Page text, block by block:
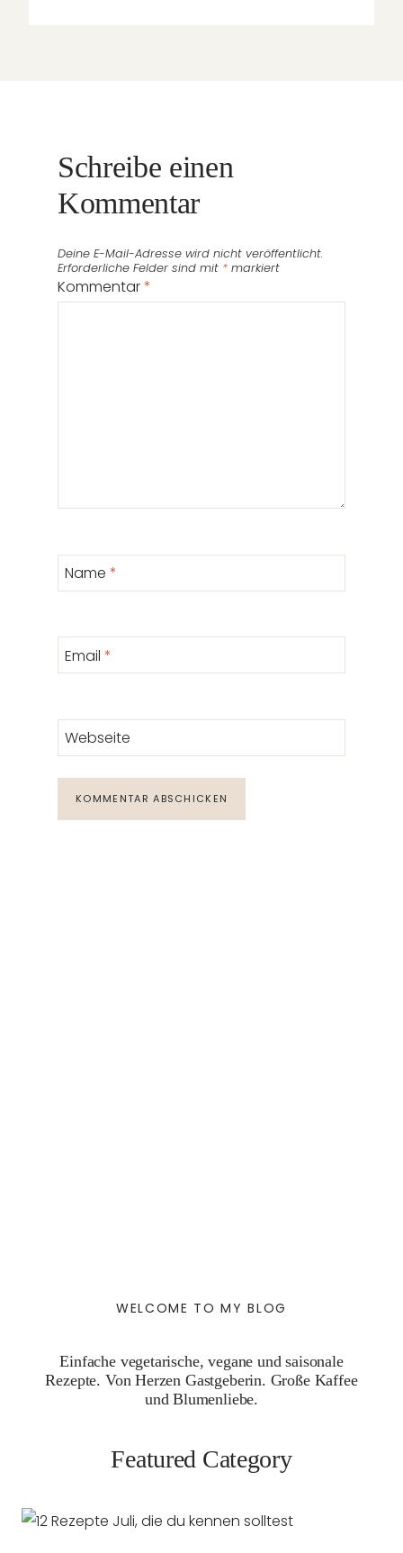
Schreibe einen
Kommentar
Deine E-Mail-Adresse wird nicht veröffentlicht.
Erforderliche Felder sind mit * markiert
Kommentar*
Name *
Email *
Webseite
WELCOME TO MY BLOG
Einfache vegetarische, vegane und saisonale
Rezepte. Von Herzen Gastgeberin. Große Kaffee
und Blumenliebe.
Featured Category